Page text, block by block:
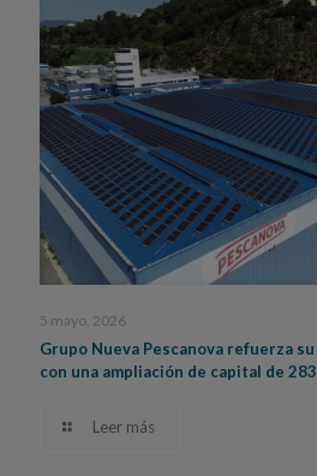
5 mayo, 2026
Grupo Nueva Pescanova refuerza
con una ampliación de capital de
Leer más